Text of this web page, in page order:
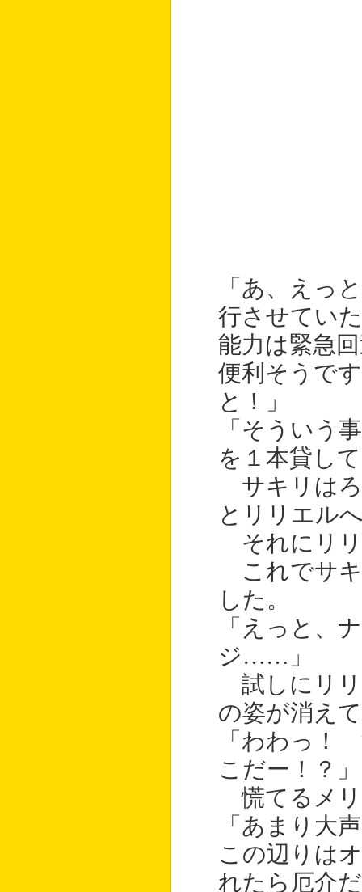
「あ、えっ
行させてい
能力は緊急
便利そうで
と！」
「そういう
を１本貸し
サキリはろ
とリリエル
それにリ
これでサキ
した。
「えっと、
ジ……」
試しにリリ
の姿が消え
「わわっ
こだー！？」
慌てるメリ
「あまり大
この辺りは
れたら厄介